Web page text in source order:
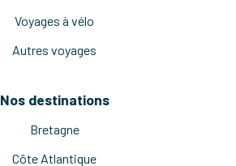
Voyages à vélo
Autres voyages
Nos destinations
Bretagne
Côte Atlantique